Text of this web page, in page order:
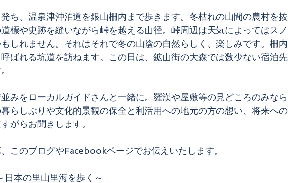
ち、温泉津沖泊道を銀山柵内まで歩きます。冬枯れの山間の農村を抜
標や史跡を縫いながら峠を越える山径。峠周辺は天気によってはスノ
しれません。それはそれで冬の山陰の自然らしく、楽しみです。柵内
ばれる坑道を訪ねます。この日は、鉱山街の大森では数少ない宿泊先
みをローカルガイドさんと一緒に。羅漢や屋敷等の見どころのみなら
らしぶりや文化的景観の保全と利活用への地元の方の想い、将来への
がらお聞きします。
このブログやFacebookページでお伝えいたします。
本の里山里海を歩く～